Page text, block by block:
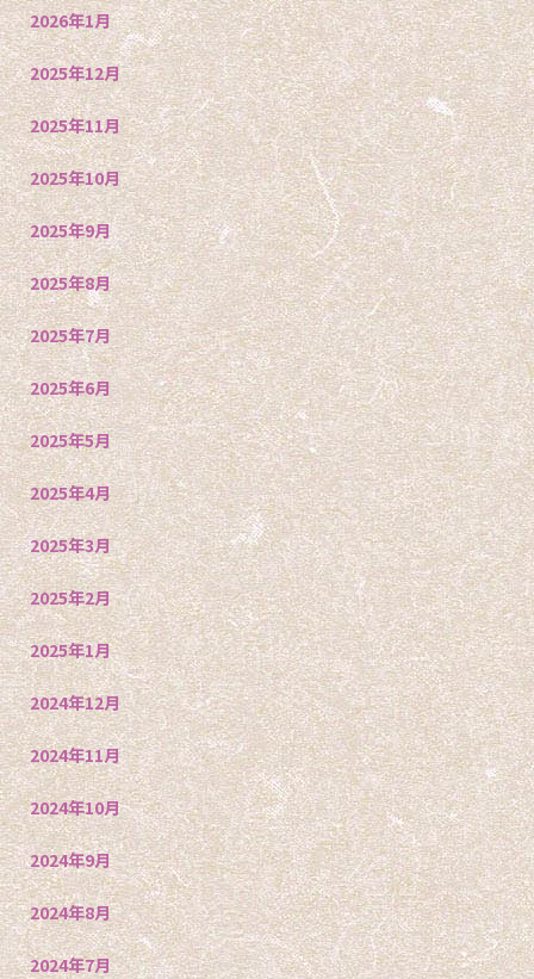
2026年1月
2025年12月
2025年11月
2025年10月
2025年9月
2025年8月
2025年7月
2025年6月
2025年5月
2025年4月
2025年3月
2025年2月
2025年1月
2024年12月
2024年11月
2024年10月
2024年9月
2024年8月
2024年7月